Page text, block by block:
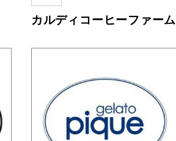
カルディコーヒーファーム